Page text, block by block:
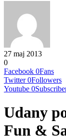
27 maj 2013
0
Facebook 0Fans
Twitter 0Followers
Youtube 0
Udany
Fun &